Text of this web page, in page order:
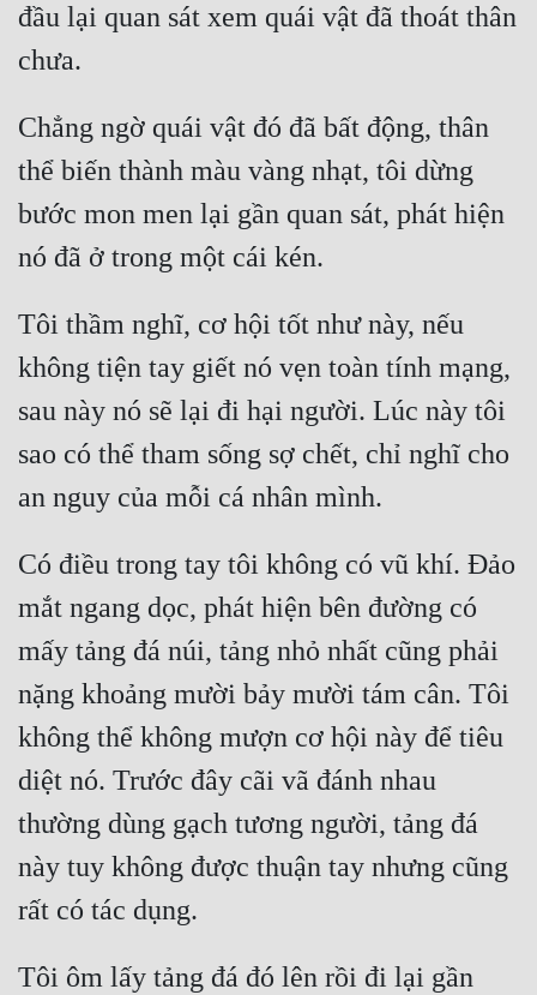
Vô Sỉ
Điềm Đạm
đầu lại quan sát xem quái vật đã thoát thân
Chẳng ngờ quái vật đó đã bất động, thân
thể biến thành màu vàng nhạt, tôi dừng
bước mon men lại gần quan sát, phát hiện
Tôi thầm nghĩ, cơ hội tốt như này, nếu
không tiện tay giết nó vẹn toàn tính mạng,
sau này nó sẽ lại đi hại người. Lúc này tôi
sao có thể tham sống sợ chết, chỉ nghĩ cho
Có điều trong tay tôi không có vũ khí. Đảo
mắt ngang dọc, phát hiện bên đường có
mấy tảng đá núi, tảng nhỏ nhất cũng phải
nặng khoảng mười bảy mười tám cân. Tôi
không thể không mượn cơ hội này để tiêu
diệt nó. Trước đây cãi vã đánh nhau
thường dùng gạch tương người, tảng đá
này tuy không được thuận tay nhưng cũng
Tôi ôm lấy tảng đá đó lên rồi đi lại gần